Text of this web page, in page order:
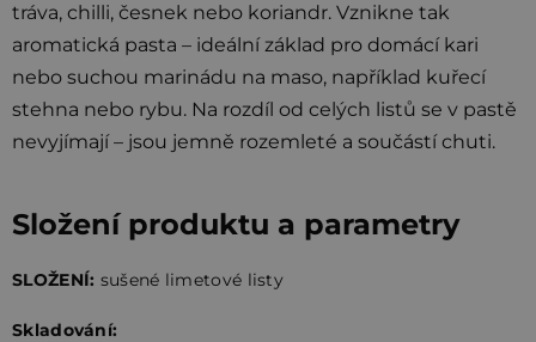
tráva, chilli, česnek nebo koriandr. Vznikne tak
aromatická pasta – ideální základ pro domácí kari
nebo suchou marinádu na maso, například kuřecí
stehna nebo rybu. Na rozdíl od celých listů se v pastě
nevyjímají – jsou jemně rozemleté a součástí chuti.
Složení produktu a parametry
SLOŽENÍ: sušené limetové listy
Skladování: